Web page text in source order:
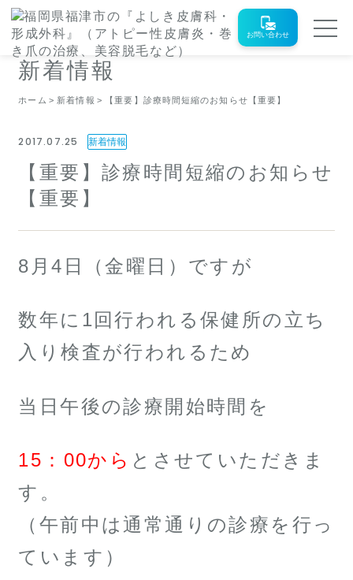
お問い合わせ
新着情報
ホーム 新着情報 【重要】診療時間短縮のお知らせ【重要】
2017.07.25 新着情報
【重要】診療時間短縮のお知らせ
【重要】
8月4日（金曜日）ですが
数年に1回行われる保健所の立ち
入り検査が行われるため
当日午後の診療開始時間を
15：00から とさせていただきま
す。
（午前中は通常通りの診療を行っ
ています）